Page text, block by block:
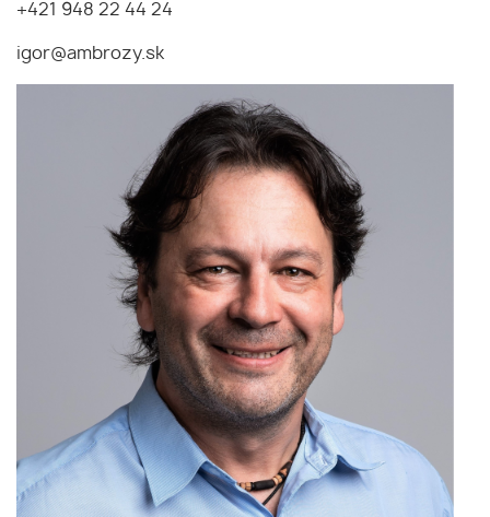
+421 948 22 44 24
igor@ambrozy.sk